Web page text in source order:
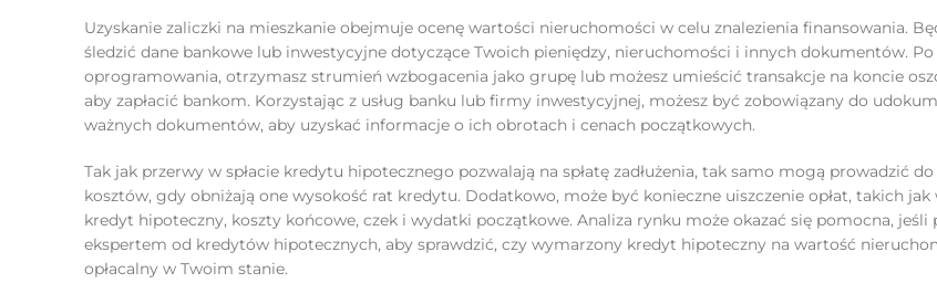
Uzyskanie zaliczki na mieszkanie obejmuje ocenę wartości nieruchomości w celu znalezienia finansowania.
śledzić dane bankowe lub inwestycyjne dotyczące Twoich pieniędzy, nieruchomości i innych dokumentów.
oprogramowania, otrzymasz strumień wzbogacenia jako grupę lub możesz umieścić transakcje na koncie
aby zapłacić bankom. Korzystając z usług banku lub firmy inwestycyjnej, możesz być zobowiązany do
ważnych dokumentów, aby uzyskać informacje o ich obrotach i cenach początkowych.
Tak jak przerwy w spłacie kredytu hipotecznego pozwalają na spłatę zadłużenia, tak samo mogą prowadzić
kosztów, gdy obniżają one wysokość rat kredytu. Dodatkowo, może być konieczne uiszczenie opłat, takich
kredyt hipoteczny, koszty końcowe, czek i wydatki początkowe. Analiza rynku może okazać się pomocna, jeśli
ekspertem od kredytów hipotecznych, aby sprawdzić, czy wymarzony kredyt hipoteczny na wartość
opłacalny w Twoim stanie.